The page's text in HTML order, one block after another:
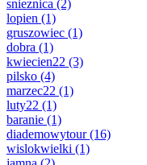
snieznica (2)
lopien (1)
gruszowiec (1)
dobra (1)
kwiecien22 (3)
pilsko (4)
marzec22 (1)
luty22 (1)
baranie (1)
diademowytour(16)
wislokwielki (1)